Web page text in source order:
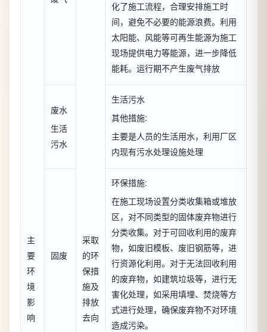
主
要
环
境
影
响
采取
的环
保措
施及
排放
去向
化了施工流程，合理安排施工时
间，避免不必要的能源浪费。利用
太阳能、风能等可再生能源为施工
现场提供电力等能源，进一步降低
能耗。运行期不产生废气排放
废水
生活
污水
生活污水
其他措施:
主要是人员的生活用水，利用厂区
内现有污水处理设施处理
固废
环保措施:
在施工现场设置分类收集箱或堆放
区，对不同类型的固体废弃物进行
分类收集。对于可回收利用的废弃
物，如废旧模板、废旧钢筋等，进
行资源化利用。对于无法回收利用
的废弃物，如建筑垃圾等，进行无
害化处理，如采用填埋、焚烧等方
式进行处理，确保废弃物不对环境
造成污染。